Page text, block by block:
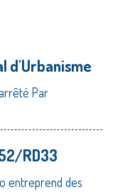
d'Urbanisme
Par
RD33
entreprend des